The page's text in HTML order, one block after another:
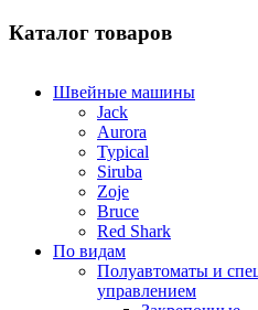
Каталог товаров
Швейные машины
Jack
Aurora
Typical
Siruba
Zoje
Bruce
Red Shark
По видам
Полуавтоматы и
управлением